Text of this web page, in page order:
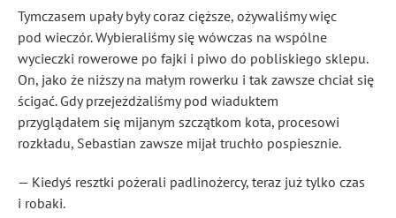
Tymczasem upały były coraz cięższe, ożywaliśmy więc
pod wieczór. Wybieraliśmy się wówczas na wspólne
wycieczki rowerowe po fajki i piwo do pobliskiego sklepu.
On, jako że niższy na małym rowerku i tak zawsze chciał się
ścigać. Gdy przejeżdżaliśmy pod wiaduktem
przyglądałem się mijanym szczątkom kota, procesowi
rozkładu, Sebastian zawsze mijał truchło pospiesznie.
— Kiedyś resztki pożerali padlinożercy, teraz już tylko czas
i robaki.